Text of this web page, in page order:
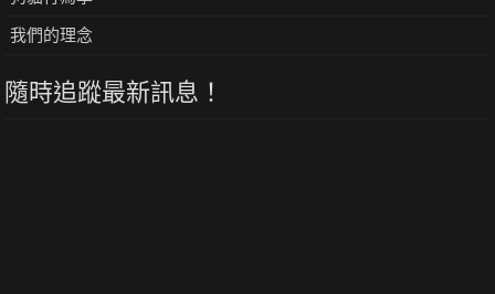
我們的理念
隨時追蹤最新訊息！